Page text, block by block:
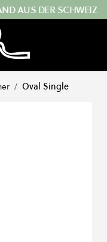
DER SCHWEIZ
/ Oval Single